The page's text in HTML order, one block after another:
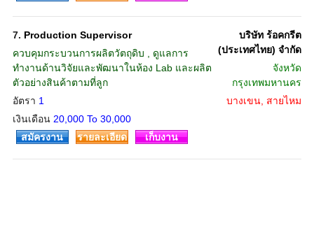
7. Production Supervisor
ควบคุมกระบวนการผลิตวัตถุดิบ , ดูแลการ
ทำงานด้านวิจัยและพัฒนาในห้อง Lab และผลิต
ตัวอย่างสินค้าตามที่ลูก
อัตรา 1
เงินเดือน 20,000 To 30,000
บริษัท ร้อคกรีต
(ประเทศไทย) จำกัด
จังหวัด
กรุงเทพมหานคร
บางเขน, สายไหม
สมัครงาน รายละเอียด เก็บงาน